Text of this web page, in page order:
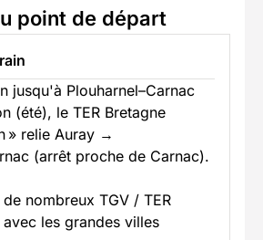
point de départ
jusqu'à Plouharnel–Carnac
(été), le TER Bretagne
» relie Auray →
(arrêt proche de Carnac).
nombreux TGV / TER
les grandes villes